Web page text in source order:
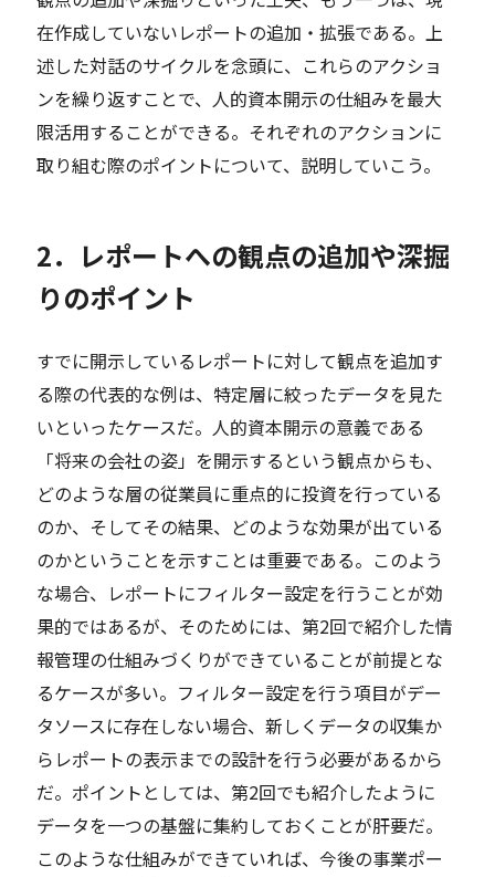
在作成していないレポートの追加・拡張である。上
述した対話のサイクルを念頭に、これらのアクショ
ンを繰り返すことで、人的資本開示の仕組みを最大
限活用することができる。それぞれのアクションに
取り組む際のポイントについて、説明していこう。
2．レポートへの観点の追加や深掘
りのポイント
すでに開示しているレポートに対して観点を追加す
る際の代表的な例は、特定層に絞ったデータを見た
いといったケースだ。人的資本開示の意義である
「将来の会社の姿」を開示するという観点からも、
どのような層の従業員に重点的に投資を行っている
のか、そしてその結果、どのような効果が出ている
のかということを示すことは重要である。このよう
な場合、レポートにフィルター設定を行うことが効
果的ではあるが、そのためには、第2回で紹介した情
報管理の仕組みづくりができていることが前提とな
るケースが多い。フィルター設定を行う項目がデー
タソースに存在しない場合、新しくデータの収集か
らレポートの表示までの設計を行う必要があるから
だ。ポイントとしては、第2回でも紹介したように
データを一つの基盤に集約しておくことが肝要だ。
このような仕組みができていれば、今後の事業ポー